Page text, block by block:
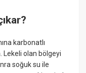
karbonatlı
Lekeli olan bölgeyi
soğuk su ile